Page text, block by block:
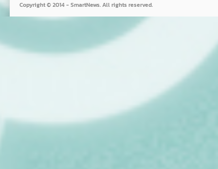
Copyright © 2014 - SmartNews. All rights reserved.